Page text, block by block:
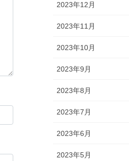
2023年12月
2023年11月
2023年10月
2023年9月
2023年8月
2023年7月
2023年6月
2023年5月